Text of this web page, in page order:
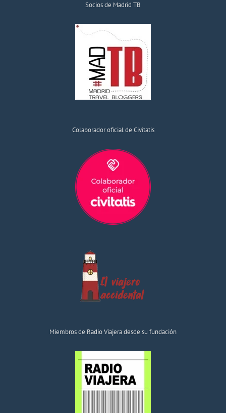
Socios de Madrid TB
Colaborador oficial de Civitatis
Miembros de Radio Viajera desde su fundación